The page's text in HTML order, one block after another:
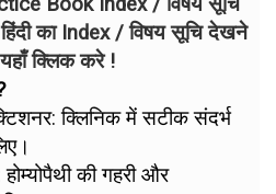
हिंदी का Index / विषय सूचि देखने
क्लिक करे !
क्लिनिक में सटीक संदर्भ
की गहरी और